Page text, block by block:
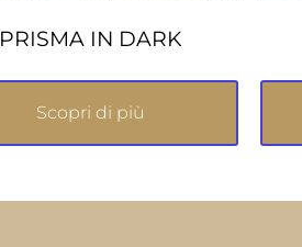
PRISMA IN DARK
Scopri di più